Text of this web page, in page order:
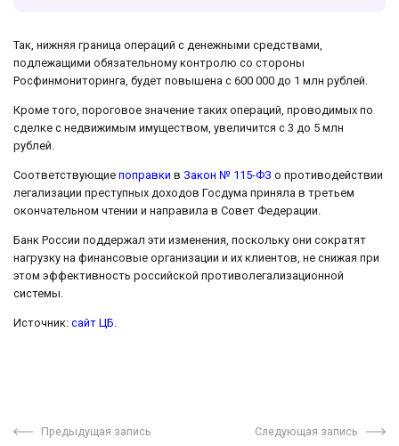
Так, нижняя граница операций с денежными средствами,
подлежащими обязательному контролю со стороны
Росфинмониторинга, будет повышена с 600 000 до 1 млн рублей.
Кроме того, пороговое значение таких операций, проводимых по
сделке с недвижимым имуществом, увеличится с 3 до 5 млн
рублей.
Соответствующие поправки в Закон № 115-ФЗ о противодействии
легализации преступных доходов Госдума приняла в третьем
окончательном чтении и направила в Совет Федерации.
Банк России поддержал эти изменения, поскольку они сократят
нагрузку на финансовые организации и их клиентов, не снижая при
этом эффективность российской противолегализационной
системы.
Источник: сайт ЦБ
Предыдущая запись Следующая запись